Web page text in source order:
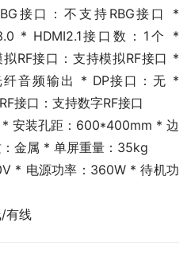
接口：不支持RBG接口 *
* HDMI2.1接口数：1个 *
RF接口：支持模拟RF接口 *
音频输出 * DP接口：无 *
接口：支持数字RF接口
安装孔距：600*400mm * 边
金属 * 单屏重量：35kg
* 电源功率：360W * 待机功
有线